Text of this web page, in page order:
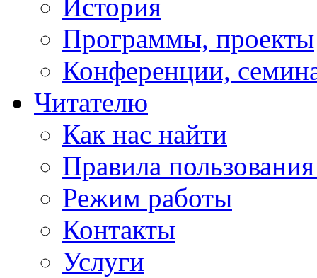
История
Программы, проекты
Конференции,
Читателю
Как нас найти
Правила
Режим работы
Контакты
Услуги